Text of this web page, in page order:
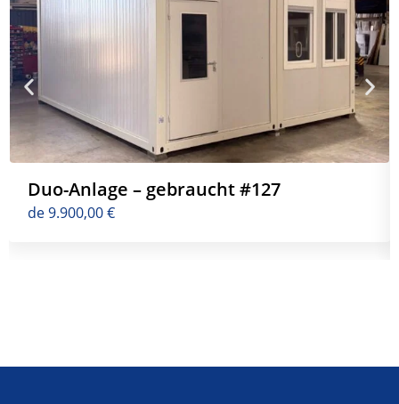
Duo-Anlage – gebraucht #127
de9.900,00€